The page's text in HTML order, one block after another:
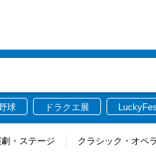
球 ドラクエ展 LuckyFes
・ステージ クラシック・オペラ